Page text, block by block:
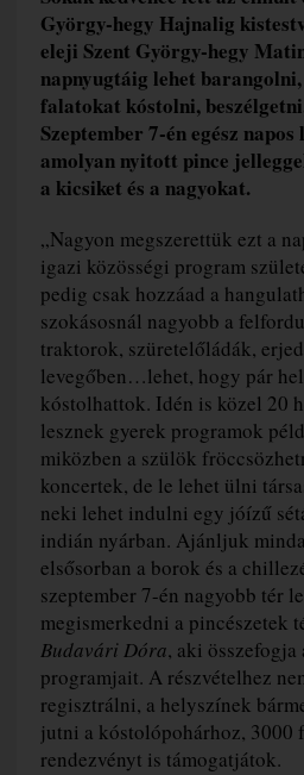
György-hegy Hajnalig
eleji Szent György-hegy
napnyugtáig lehet
falatokat kóstolni,
Szeptember 7-én egész
amolyan nyitott pince
a kicsiket és a nagyokat.
„Nagyon megszerettük ezt a
igazi közösségi program
pedig csak hozzáad a
szokásosnál nagyobb a
traktorok, szüretelőládák,
levegőben…lehet, hogy pár
kóstolhattok. Idén is közel 20
lesznek gyerek programok
miközben a szülök
koncertek, de le lehet ülni
neki lehet indulni egy jóízű
indián nyárban. Ajánljuk
elsősorban a borok és a
szeptember 7-én nagyobb tér
megismerkedni a pincészetek
Budavári Dóra, aki összefogja
programjait. A részvételhez
regisztrálni, a helyszínek
jutni a kóstolópohárhoz, 3000
rendezvényt is támogatjátok.